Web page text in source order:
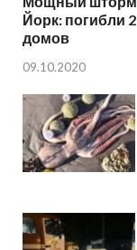
Йорк: погибли
домов
09.10.2020